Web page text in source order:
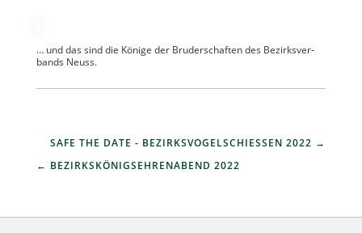
… und das sind die Könige der Bru­der­schaf­ten des Bezirks­ver­
bands Neuss.
SAFE THE DATE - BEZIRKSVOGELSCHIESSEN 2022
BEZIRKSKÖNIGSEHRENABEND 2022